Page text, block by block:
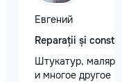
Евгений
Reparații și
Штукатур, маляр ,
и многое другое